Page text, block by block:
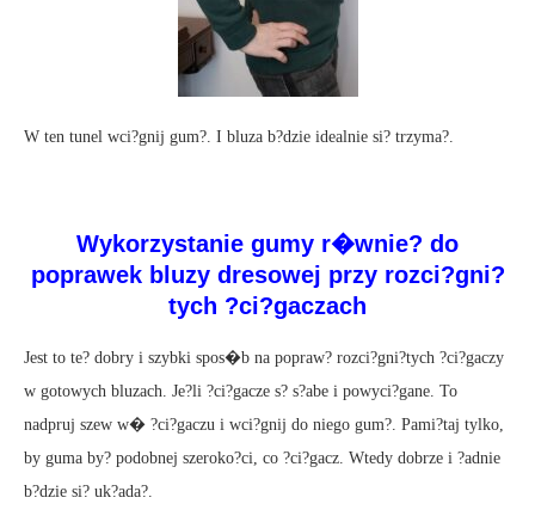
W ten tunel wci?gnij gum?. I bluza b?dzie idealnie si? trzyma?.
Wykorzystanie gumy r�wnie? do
poprawek bluzy dresowej przy rozci?gni?
tych ?ci?gaczach
Jest to te? dobry i szybki spos�b na popraw? rozci?gni?tych ?ci?gaczy
w gotowych bluzach. Je?li ?ci?gacze s? s?abe i powyci?gane. To
nadpruj szew w� ?ci?gaczu i wci?gnij do niego gum?. Pami?taj tylko,
by guma by? podobnej szeroko?ci, co ?ci?gacz. Wtedy dobrze i ?adnie
b?dzie si? uk?ada?.